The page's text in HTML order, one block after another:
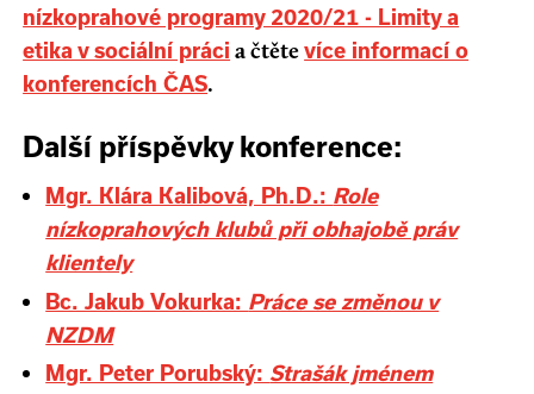
nízkoprahové programy 2020/21 - Limity a
etika v sociální práci a čtětevíce informací o
konferencích ČAS.
Další příspěvky konference:
Mgr. Klára Kalibová, Ph.D.: Role
nízkoprahových klubů při obhajobě práv
klientely
Bc. Jakub Vokurka: Práce se změnou v
NZDM
Mgr. Peter Porubský:Strašák jménem